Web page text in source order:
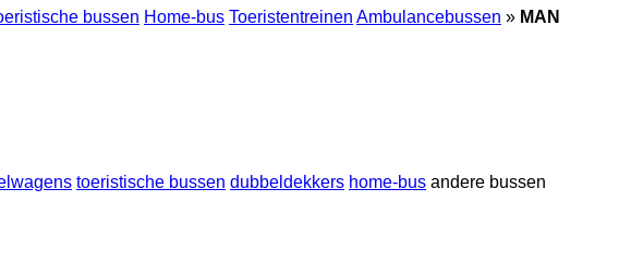
bussen Home-bus Toeristentreinen Ambulancebussen » MAN
toeristische bussen dubbeldekkers home-bus andere bussen